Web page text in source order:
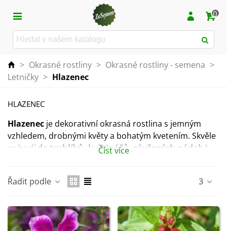
0
> Okrasné rostliny > Okrasné rostliny - semena >
Letničky > Hlazenec
HLAZENEC
Hlazenec je dekorativní okrasná rostlina s jemným
vzhledem, drobnými květy a bohatým kvetením. Skvěle
se hodí do truhlíků, květináčů, závěsných nádob i
Vytváří kompaktní, elegantní rostliny, které krásně
letničkami. Výsadbě dodají lehkost, barvu a přirozený
půvab.
Číst více
Řadit podle 3